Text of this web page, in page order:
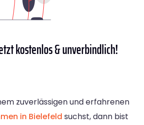
kostenlos & unverbindlich!
zuverlässigen und erfahrenen
in Bielefeld suchst, dann bist